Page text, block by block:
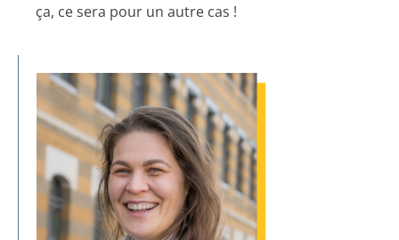
ça, ce sera pour un autre cas !